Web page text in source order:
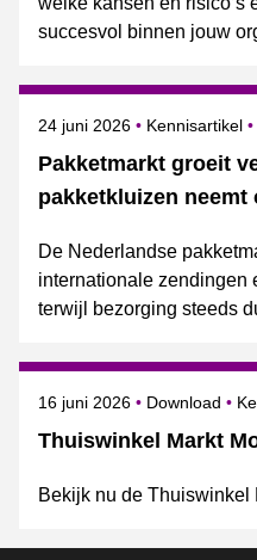
succesvol binnen jouw
Pakketmarkt groeit
pakketkluizen neemt
Gepubliceerd op
24 juni 2026 Kennisartikel
De Nederlandse
internationale zendingen
terwijl bezorging steeds
Thuiswinkel Markt
Gepubliceerd op
16 juni 2026 Download
Bekijk nu de Thuiswinkel